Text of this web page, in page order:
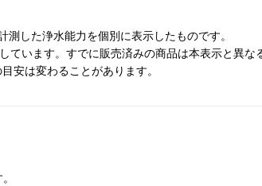
を続ける カートへ進む
した浄水能力を個別に表示したものです。
います。すでに販売済みの商品は本表示と異な
安は変わることがあります。